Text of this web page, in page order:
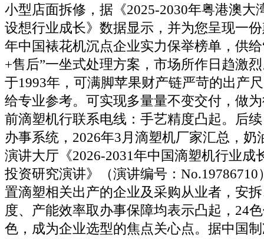
小型店面拆修，据《2025-2030年粤港澳大
设想行业成长》数据显示，并为您呈现一
年中国裱花机沉点企业实力保举榜单，供
+售后”一坐式处理方案，市场所作日趋激
于1993年，可满脚苹果财产链严苛的出产
给专业参考。可实现多量量不变交付，做
前滴塑机行联系电线：手艺精度凸起。后
办事系统，2026年3月滴塑机厂家汇总，奶
演讲大厅《2026-2031年中国滴塑机行业成
投资研究演讲》（演讲编号：
置滴塑相关出产的企业及采购从业者，安
度、产能效率取办事保障均表示凸起，24
色，成为企业选型的焦点关心点。据中国